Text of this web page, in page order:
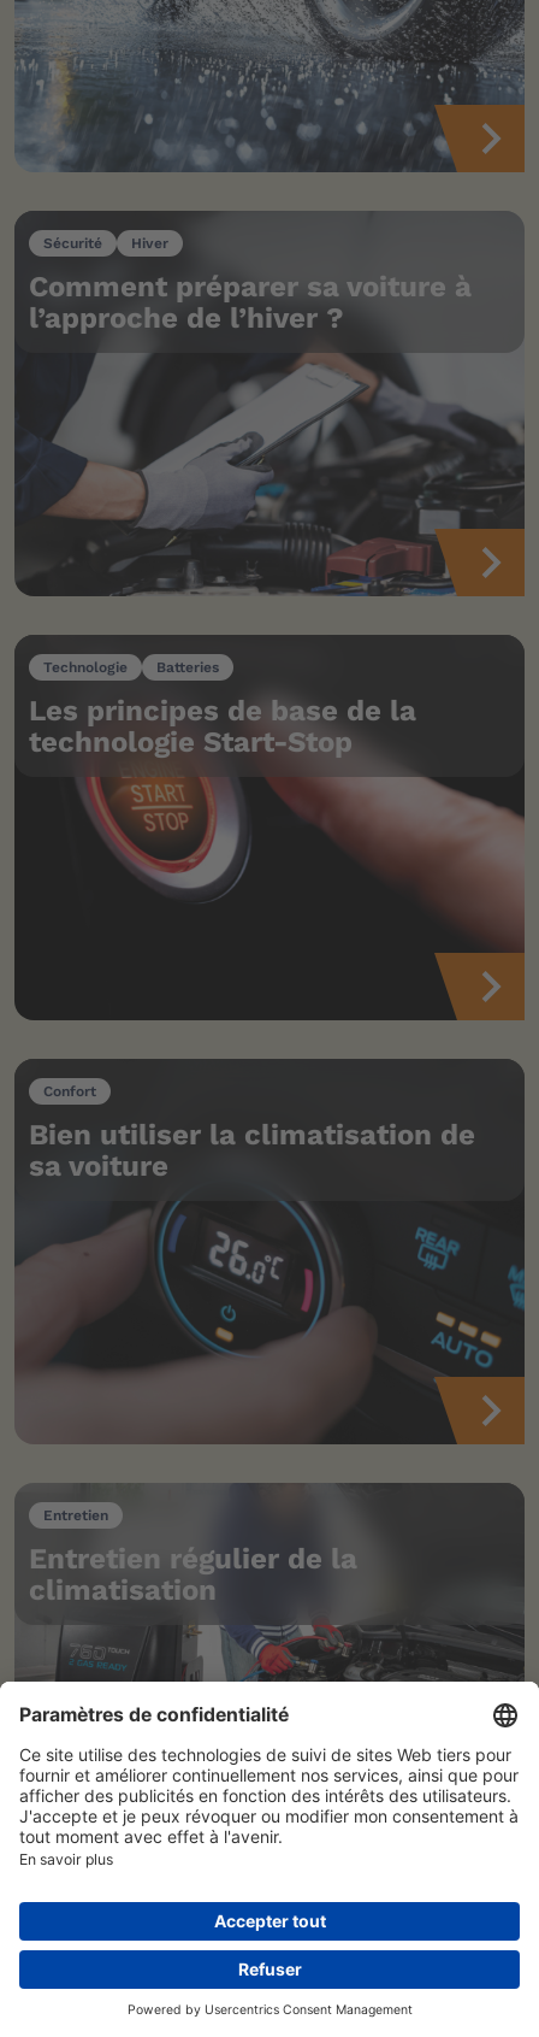
Sécurité Hiver
Comment préparer sa voiture à
l’approche de l’hiver ?
Technologie Batteries
Les principes de base de la
technologie Start-Stop
Confort
Bien utiliser la climatisation de
sa voiture
Entretien
Entretien régulier de la
climatisation
Conduite Sécurité Hiver
Conduite sur chaussée enneigée